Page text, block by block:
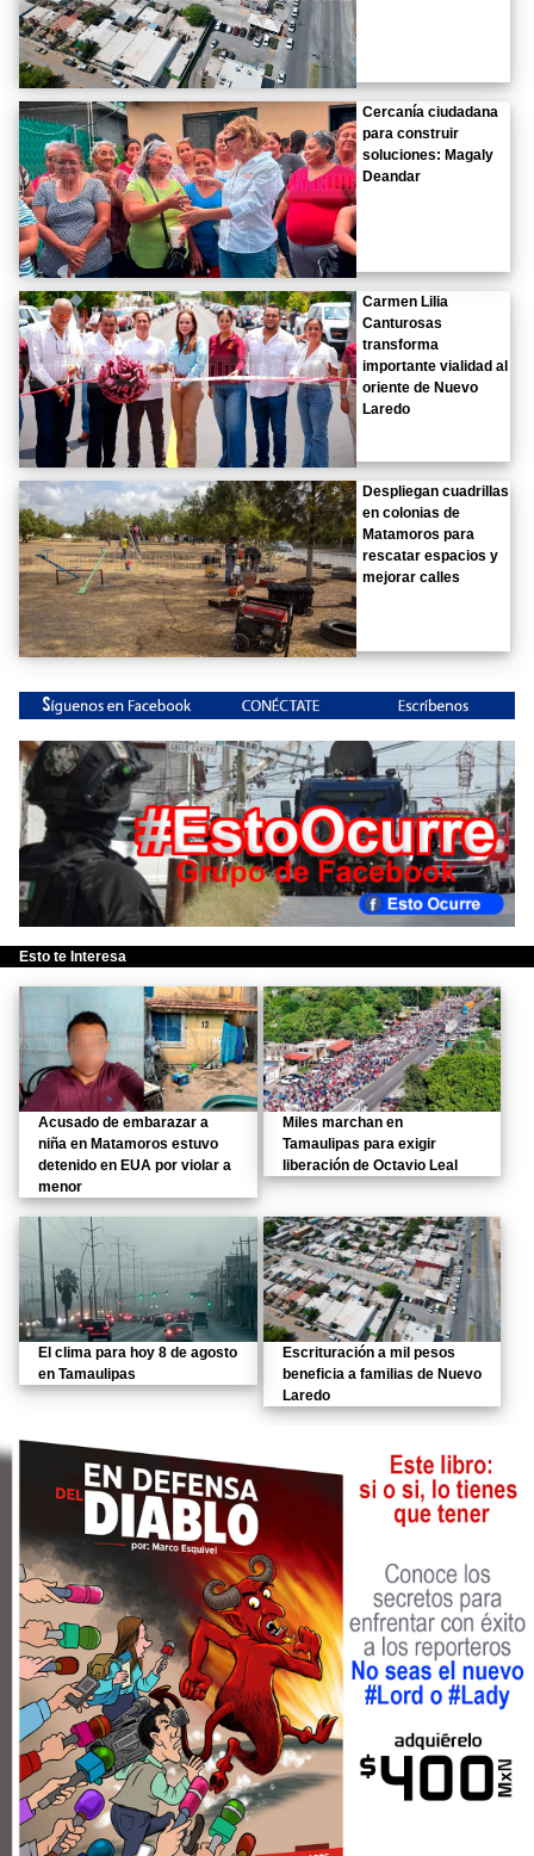
Cercanía ciudadana
para construir
soluciones: Magaly
Deandar
Carmen Lilia
Canturosas
transforma
importante vialidad al
oriente de Nuevo
Laredo
Despliegan cuadrillas
en colonias de
Matamoros para
rescatar espacios y
mejorar calles
Esto te Interesa
Acusado de embarazar a
niña en Matamoros estuvo
detenido en EUA por violar a
menor
Miles marchan en
Tamaulipas para exigir
liberación de Octavio Leal
El clima para hoy 8 de agosto
en Tamaulipas
Escrituración a mil pesos
beneficia a familias de Nuevo
Laredo